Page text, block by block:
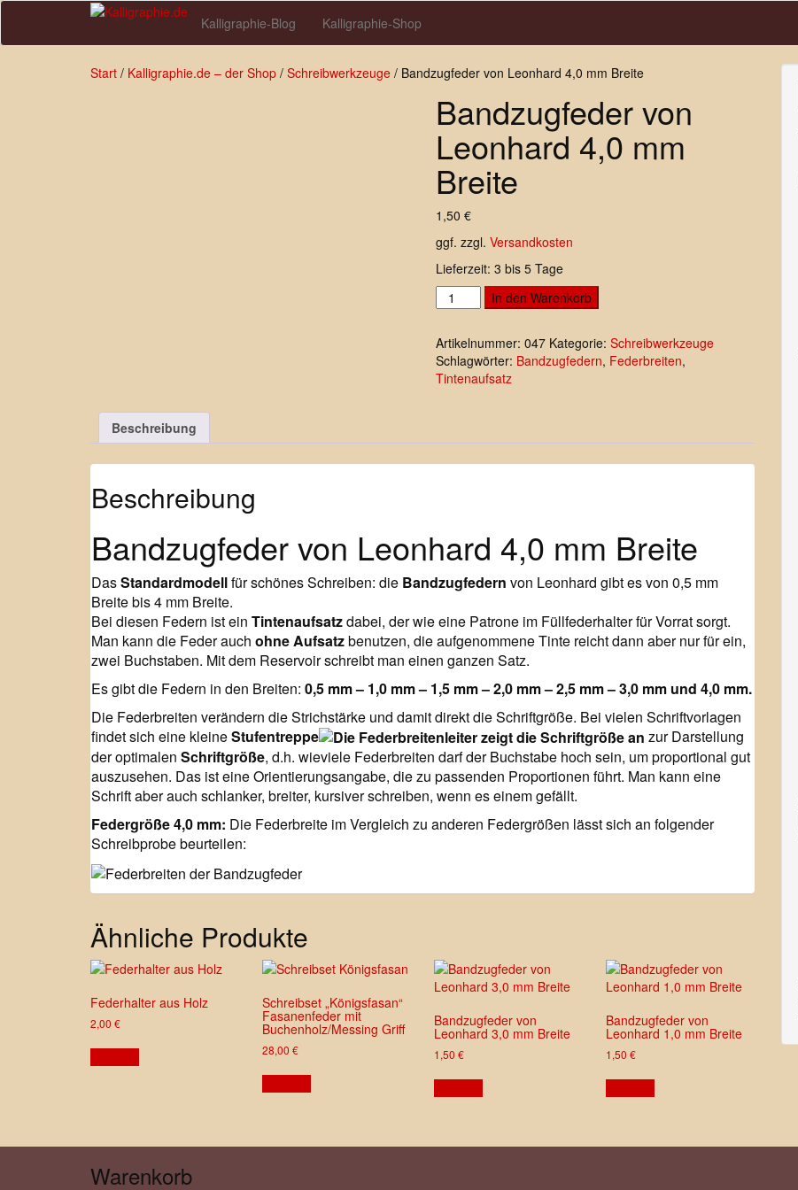
Skip
main
Kalligraphie-Blog Kalligraphie-Shop
Start / Kalligraphie.de – der Shop / Schreibwerkzeuge / Bandzugfeder von Leonhard 4,0 mm Breite
Bandzugfeder von
Leonhard 4,0 mm
Breite
1,50 €
ggf. zzgl. Versandkosten
Lieferzeit: 3 bis 5 Tage
Bandzugfeder
von
4,0
mm
Breite
In den Warenkorb
Artikelnummer: 047 Kategorie: Schreibwerkzeuge
Schlagwörter: Bandzugfedern, Federbreiten,
Tintenaufsatz
Beschreibung
Beschreibung
Bandzugfeder von Leonhard 4,0 mm Breite
DasStandardmodellfür schönes Schreiben: die Bandzugfedern von Leonhard gibt es von 0,5 mm
Breite bis 4 mm Breite.
Bei diesen Federn ist ein Tintenaufsatzdabei, der wie eine Patrone im Füllfederhalter für Vorrat sorgt.
Man kann die Feder auch ohne Aufsatzbenutzen, die aufgenommene Tinte reicht dann aber nur für ein,
zwei Buchstaben. Mit dem Reservoir schreibt man einen ganzen Satz.
Es gibt die Federn in den Breiten: 0,5 mm – 1,0 mm – 1,5 mm – 2,0 mm – 2,5 mm – 3,0 mm und 4,0 mm.
Die Federbreiten verändern die Strichstärke und damit direkt die Schriftgröße. Bei vielen Schriftvorlagen
findet sich eine kleineStufentreppe
zur Darstellung
der optimalen Schriftgröße, d.h. wieviele Federbreiten darf der Buchstabe hoch sein, um proportional gut
auszusehen. Das ist eine Orientierungsangabe, die zu passenden Proportionen führt. Man kann eine
Schrift aber auch schlanker, breiter, kursiver schreiben, wenn es einem gefällt.
Federgröße 4,0 mm: Die Federbreite im Vergleich zu anderen Federgrößen lässt sich an folgender
Schreibprobe beurteilen:
Ähnliche Produkte
Federhalter aus Holz
2,00 €
Schreibset „Königsfasan“
Fasanenfeder mit
Buchenholz/Messing Griff
28,00 €
Bandzugfeder von
Leonhard 3,0 mm Breite
1,50 €
Bandzugfeder von
Leonhard 1,0 mm Breite
1,50 €
Warenkorb